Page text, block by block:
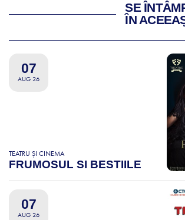
SE
ÎN
07
AUG 26
TEATRU ȘI CINEMA
FRUMOSUL SI BESTIILE
07
AUG 26